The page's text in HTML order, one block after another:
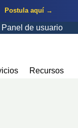
Postula aquí →
Panel de usuario
Recursos